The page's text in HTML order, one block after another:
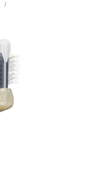
/